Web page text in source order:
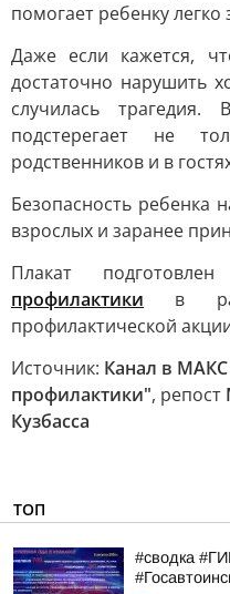
помогает ребенку
Даже если кажется,
достаточно нарушить
случилась трагедия.
подстерегает не
родственников и в
Безопасность ребенка
взрослых и заранее
Плакат
профилактики в
профилактической
Источник: Канал в
профилактики", репост
Кузбасса
ТОП
#сводка